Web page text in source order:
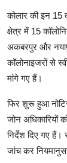
कोलार की इन 15
क्षेत्र में 15
अकबरपुर और
कॉलोनाइजरों से
मांगे गए हैं।
फिर शुरू हुआ
जोन अधिकारियों
निर्देश दिए गए हैं।
जांच कर